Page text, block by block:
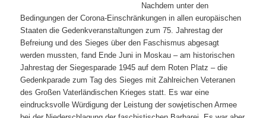
Nachdem unter den
Bedingungen der Corona-Einschränkungen in allen europäischen
Staaten die Gedenkveranstaltungen zum 75. Jahrestag der
Befreiung und des Sieges über den Faschismus abgesagt
werden mussten, fand Ende Juni in Moskau – am historischen
Jahrestag der Siegesparade 1945 auf dem Roten Platz – die
Gedenkparade zum Tag des Sieges mit Zahlreichen Veteranen
des Großen Vaterländischen Krieges statt. Es war eine
eindrucksvolle Würdigung der Leistung der sowjetischen Armee